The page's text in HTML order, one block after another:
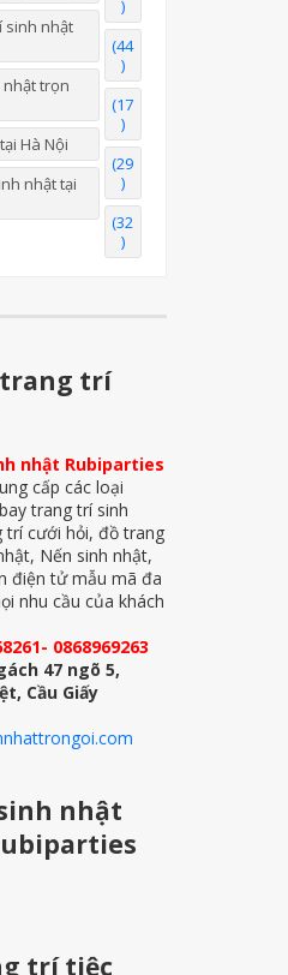
)
sinh nhật
(44
)
trọn
(17
)
Hà Nội
(29
)
nhật tại
(32
)
trang trí
nhật Rubiparties
cấp các loại
trang trí sinh
trí cưới hỏi, đồ trang
Nến sinh nhật,
điện tử mẫu mã đa
nhu cầu của khách
0868969263
47 ngõ 5,
Cầu Giấy
nhật
trí tiệc